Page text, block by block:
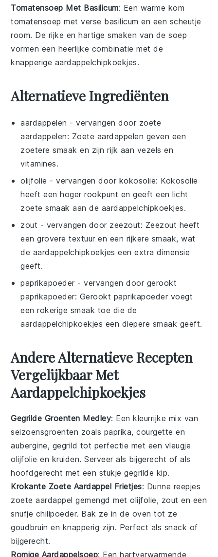
Tomatensoep Met Basilicum: Een warme kom
tomatensoep met verse basilicum en een scheutje
room. De rijke en hartige smaken van de soep
vormen een heerlijke combinatie met de
knapperige aardappelchipkoekjes.
Alternatieve Ingrediënten
aardappelen - vervangen door zoete
aardappelen: Zoete aardappelen geven een
zoetere smaak en zijn rijk aan vezels en
vitamines.
olijfolie - vervangen door kokosolie: Kokosolie
heeft een hoger rookpunt en geeft een licht
zoete smaak aan de aardappelchipkoekjes.
zout - vervangen door zeezout: Zeezout heeft
een grovere textuur en een rijkere smaak, wat
de aardappelchipkoekjes een extra dimensie
geeft.
paprikapoeder - vervangen door gerookt
paprikapoeder: Gerookt paprikapoeder voegt
een rokerige smaak toe die de
aardappelchipkoekjes een diepere smaak geeft.
Andere Alternatieve Recepten
Vergelijkbaar Met
Aardappelchipkoekjes
Gegrilde Groenten Medley: Een kleurrijke mix van
seizoensgroenten zoals paprika, courgette en
aubergine, gegrild tot perfectie met een vleugje
olijfolie en kruiden. Serveer als bijgerecht of als
hoofdgerecht met een stukjegegrilde kip.
Krokante Zoete Aardappel Frietjes: Dunne reepjes
zoete aardappel gemengd metolijfolie, zout en een
snufje chilipoeder. Bak ze in de oven tot ze
goudbruin en knapperig zijn. Perfect als snack of
bijgerecht.
Romige Aardappelsoep: Een hartverwarmende